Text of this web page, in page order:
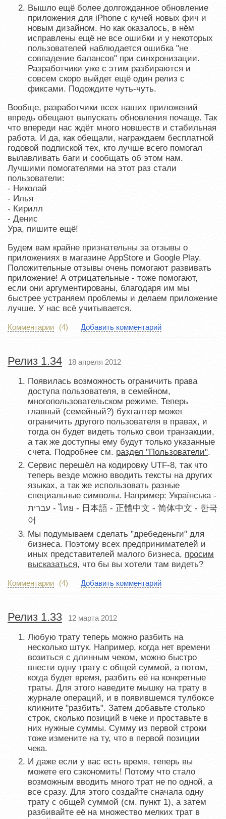
Вышло ещё более долгожданное обновление
приложения для iPhone с кучей новых фич и
новым дизайном. Но как оказалось, в нём
исправлены ещё не все ошибки и у некоторых
пользователей наблюдается ошибка "не
совпадение балансов" при синхронизации.
Разработчики уже с этим разбираются и
совсем скоро выйдет ещё один релиз с
фиксами. Подождите чуть-чуть.
Вообще, разработчики всех наших приложений
впредь обещают выпускать обновления почаще. Так
что впереди нас ждёт много новшеств и стабильная
работа. И да, как обещали, награждаем бесплатной
годовой подпиской тех, кто лучше всего помогал
вылавливать баги и сообщать об этом нам.
Лучшими помогателями на этот раз стали
пользователи:
- Николай
- Илья
- Кирилл
- Денис
Ура, пишите ещё!
Будем вам крайне признательны за отзывы о
приложениях в магазине AppStore и Google Play.
Положительные отзывы очень помогают развивать
приложение! А отрицательные - тоже помогают,
если они аргументированы, благодаря им мы
быстрее устраняем проблемы и делаем приложение
лучше. У нас всё учитывается.
Комментарии (4) Добавить комментарий
Релиз 1.34 18 апреля 2012
Появилась возможность ограничить права
доступа пользователя, в семейном,
многопользовательском режиме. Теперь
главный (семейный?) бухгалтер может
ограничить другого пользователя в правах, и
тогда он будет видеть только свои транзакции,
а так же доступны ему будут только указанные
счета. Подробнее см. раздел "Пользователи".
Сервис перешёл на кодировку UTF-8, так что
теперь везде можно вводить тексты на других
языках, а так же использовать разные
специальные символы. Например: Українська -
עברית - ไทย - 日本語 - 正體中文 - 简体中文 - 한국
어
Мы подумываем сделать "дребеденьги" для
бизнеса. Поэтому всех предпринимателей и
иных представителей малого бизнеса, просим
высказаться, что бы вы хотели там видеть?
Комментарии (4) Добавить комментарий
Релиз 1.33 12 марта 2012
Любую трату теперь можно разбить на
несколько штук. Например, когда нет времени
возиться с длинным чеком, можно быстро
внести одну трату с общей суммой, а потом,
когда будет время, разбить её на конкретные
траты. Для этого наведите мышку на трату в
журнале операций, и в появившемся тулбоксе
кликните "разбить". Затем добавьте столько
строк, сколько позиций в чеке и проставьте в
них нужные суммы. Сумму из первой строки
тоже измените на ту, что в первой позиции
чека.
И даже если у вас есть время, теперь вы
можете его сэкономить! Потому что стало
возможным вводить много трат не по одной, а
все сразу. Для этого создайте сначала одну
трату с общей суммой (см. пункт 1), а затем
разбивайте её на множество мелких трат в